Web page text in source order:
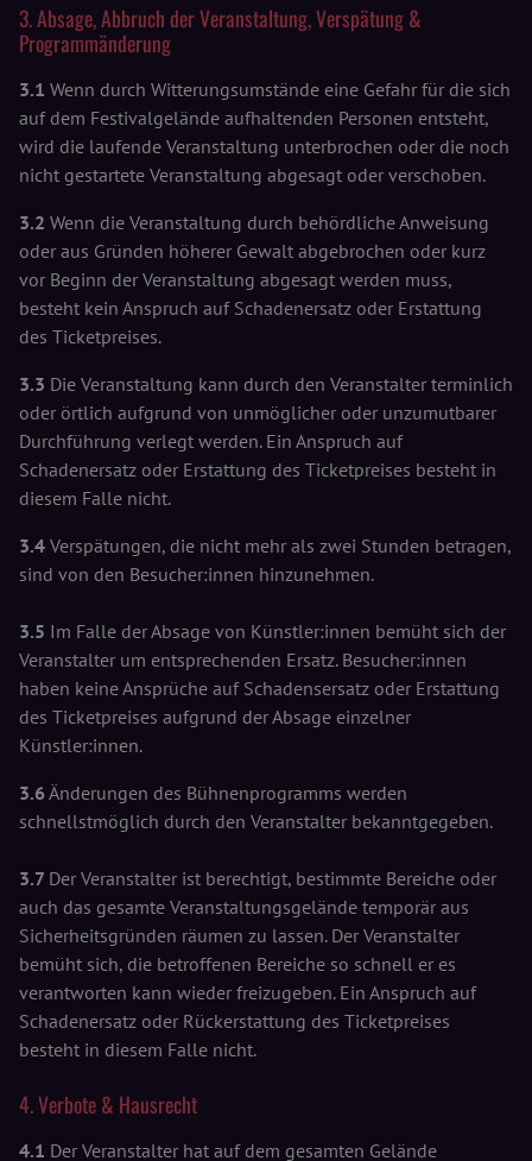
3. Absage, Abbruch der Veranstaltung, Verspätung &
Programmänderung
3.1 Wenn durch Witterungsumstände eine Gefahr für die sich
auf dem Festivalgelände aufhaltenden Personen entsteht,
wird die laufende Veranstaltung unterbrochen oder die noch
nicht gestartete Veranstaltung abgesagt oder verschoben.
3.2 Wenn die Veranstaltung durch behördliche Anweisung
oder aus Gründen höherer Gewalt abgebrochen oder kurz
vor Beginn der Veranstaltung abgesagt werden muss,
besteht kein Anspruch auf Schadenersatz oder Erstattung
des Ticketpreises.
3.3 Die Veranstaltung kann durch den Veranstalter terminlich
oder örtlich aufgrund von unmöglicher oder unzumutbarer
Durchführung verlegt werden. Ein Anspruch auf
Schadenersatz oder Erstattung des Ticketpreises besteht in
diesem Falle nicht.
3.4 Verspätungen, die nicht mehr als zwei Stunden betragen,
sind von den Besucher:innen hinzunehmen.
3.5 Im Falle der Absage von Künstler:innen bemüht sich der
Veranstalter um entsprechenden Ersatz. Besucher:innen
haben keine Ansprüche auf Schadensersatz oder Erstattung
des Ticketpreises aufgrund der Absage einzelner
Künstler:innen.
3.6Änderungen des Bühnenprogramms werden
schnellstmöglich durch den Veranstalter bekanntgegeben.
3.7 Der Veranstalter ist berechtigt, bestimmte Bereiche oder
auch das gesamte Veranstaltungsgelände temporär aus
Sicherheitsgründen räumen zu lassen. Der Veranstalter
bemüht sich, die betroffenen Bereiche so schnell er es
verantworten kann wieder freizugeben. Ein Anspruch auf
Schadenersatz oder Rückerstattung des Ticketpreises
besteht in diesem Falle nicht.
4. Verbote & Hausrecht
4.1 Der Veranstalter hat auf dem gesamten Gelände